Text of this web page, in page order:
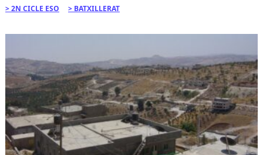
2N CICLE ESO BATXILLERAT